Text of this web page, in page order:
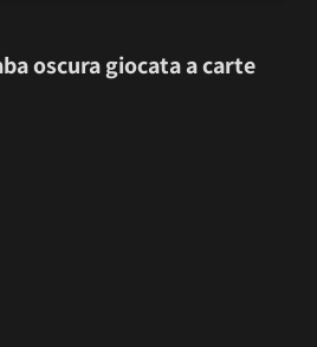
oscura giocata a carte